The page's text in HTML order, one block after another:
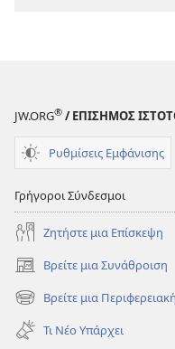
JW.ORG® / ΕΠΙΣΗΜΟΣ
Ρυθμίσεις Εμφάνισης
Γρήγοροι Σύνδεσμοι
Ζητήστε μια Επίσκεψη
Βρείτε μια Συνάθροιση
(ανοίγει
νέο
παράθυρο)
Βρείτε μια
(ανοίγει
νέο
παράθυρο)
Τι Νέο Υπάρχει